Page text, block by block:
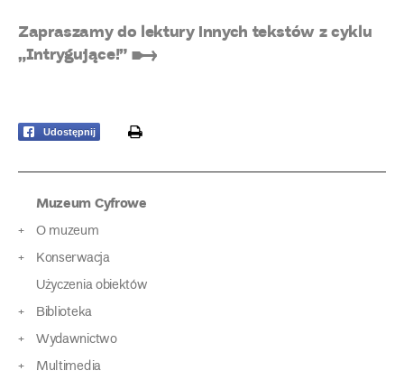
Zapraszamy do lektury innych tekstów z cyklu
„Intrygujące!” ➸
Udostępnij print
Muzeum Cyfrowe
O muzeum
Konserwacja
Użyczenia obiektów
Biblioteka
Wydawnictwo
Multimedia